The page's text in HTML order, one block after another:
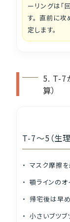
ーリングは「
す。 直前に
定します。
5. T-7
算）
T-7〜5（生
マスク摩擦を
顎ラインの
帰宅後は早
小さいブツブ